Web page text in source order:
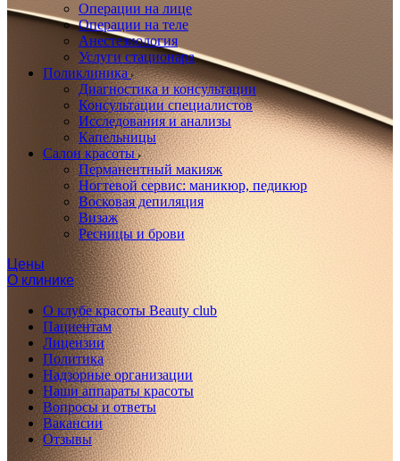
Операции на лице
Операции на теле
Анестезиология
Услуги стационара
Поликлиника
Диагностика и консультации
Консультации специалистов
Исследования и анализы
Капельницы
Салон красоты
Перманентный макияж
Ногтевой сервис: маникюр, педикюр
Восковая депиляция
Визаж
Ресницы и брови
Цены
О клинике
О клубе красоты Beauty club
Пациентам
Лицензии
Политика
Надзорные организации
Наши аппараты красоты
Вопросы и ответы
Вакансии
Отзывы